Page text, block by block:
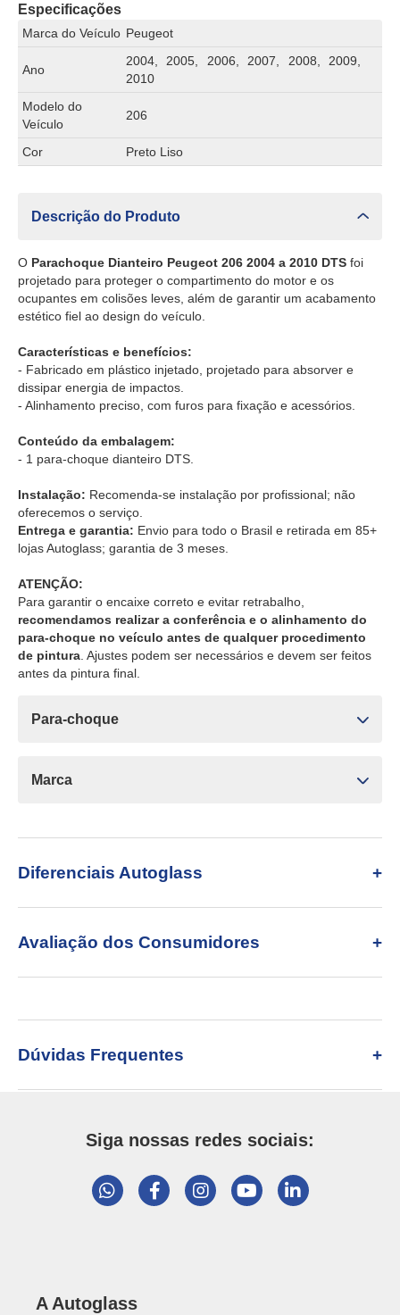
Especificações
Marca do Veículo Peugeot
Ano
2004, 2005, 2006, 2007, 2008, 2009,
2010
Modelo do
Veículo
206
Cor Preto Liso
Descrição do Produto
O Parachoque Dianteiro Peugeot 206 2004 a 2010 DTS foi
projetado para proteger o compartimento do motor e os
ocupantes em colisões leves, além de garantir um acabamento
estético fiel ao design do veículo.
Características e benefícios:
- Fabricado em plástico injetado, projetado para absorver e
dissipar energia de impactos.
- Alinhamento preciso, com furos para fixação e acessórios.
Conteúdo da embalagem:
- 1 para-choque dianteiro DTS.
Instalação: Recomenda-se instalação por profissional; não
oferecemos o serviço.
Entrega e garantia: Envio para todo o Brasil e retirada em 85+
lojas Autoglass; garantia de 3 meses.
ATENÇÃO:
Para garantir o encaixe correto e evitar retrabalho,
recomendamos realizar a conferência e o alinhamento do
para-choque no veículo antes de qualquer procedimento
de pintura . Ajustes podem ser necessários e devem ser feitos
antes da pintura final.
Para-choque
Marca
Diferenciais Autoglass
Avaliação dos Consumidores
Dúvidas Frequentes
Siga nossas redes sociais:
A Autoglass